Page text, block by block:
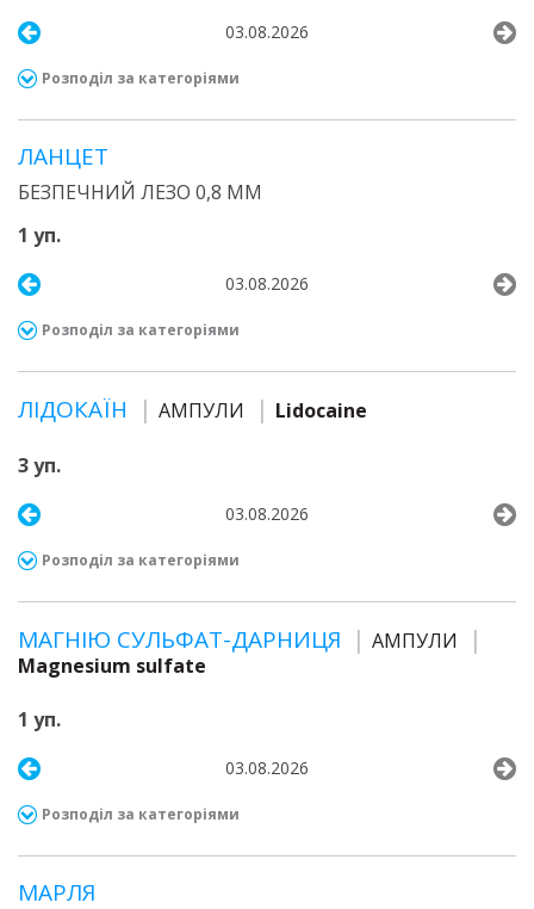
03.08.2026
Розподіл за категоріями
ЛАНЦЕТ
БЕЗПЕЧНИЙ ЛЕЗО 0,8 ММ
1 уп.
03.08.2026
Розподіл за категоріями
ЛІДОКАЇН АМПУЛИ Lidocaine
3 уп.
03.08.2026
Розподіл за категоріями
МАГНІЮ СУЛЬФАТ-ДАРНИЦЯ
АМПУЛИ
Magnesium sulfate
1 уп.
03.08.2026
Розподіл за категоріями
МАРЛЯ